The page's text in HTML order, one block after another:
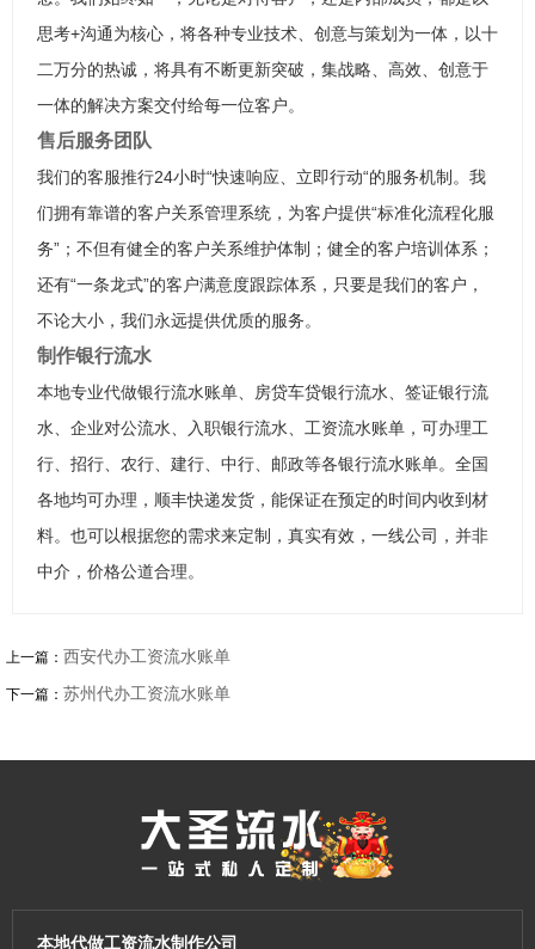
思考+沟通为核心，将各种专业技术、创意与策划为一体，以十
二万分的热诚，将具有不断更新突破，集战略、高效、创意于
一体的解决方案交付给每一位客户。
售后服务团队
我们的客服推行24小时“快速响应、立即行动“的服务机制。我
们拥有靠谱的客户关系管理系统，为客户提供“标准化流程化服
务”；不但有健全的客户关系维护体制；健全的客户培训体系；
还有“一条龙式”的客户满意度跟踪体系，只要是我们的客户，
不论大小，我们永远提供优质的服务。
制作银行流水
本地专业代做银行流水账单、房贷车贷银行流水、签证银行流
水、企业对公流水、入职银行流水、工资流水账单，可办理工
行、招行、农行、建行、中行、邮政等各银行流水账单。全国
各地均可办理，顺丰快递发货，能保证在预定的时间内收到材
料。也可以根据您的需求来定制，真实有效，一线公司，并非
中介，价格公道合理。
上一篇： 西安代办工资流水账单
下一篇： 苏州代办工资流水账单
本地代做工资流水制作公司